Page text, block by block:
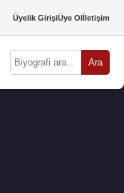
Üyelik GirişiÜye Olİletişim
Ara